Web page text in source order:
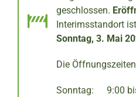
geschlossen.
Interimsstandort
Sonntag, 3. Mai
Die
Sonntag: 9:00